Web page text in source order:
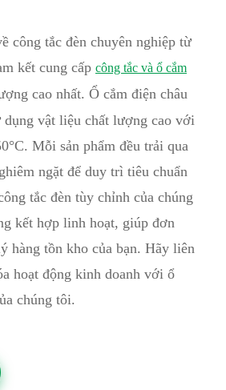
công tắc đèn chuyên nghiệp từ
kết cung cấp công tắc và ổ cắm
cao nhất. Ổ cắm điện châu
vật liệu chất lượng cao với
Mỗi sản phẩm đều trải qua
ngặt để duy trì tiêu chuẩn
tắc đèn tùy chỉnh của chúng
kết hợp linh hoạt, giúp đơn
hàng tồn kho của bạn. Hãy liên
hoạt động kinh doanh với ổ
chúng tôi.